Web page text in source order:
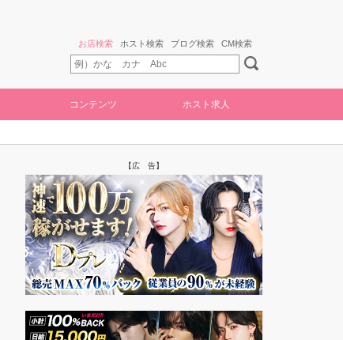
お店検索 ホスト検索 ブログ検索 CM検索
コンテンツ ホスト求人
【広 告】